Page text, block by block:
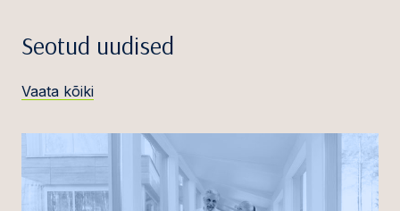
Seotud uudised
Vaata kõiki